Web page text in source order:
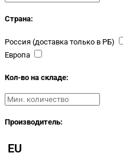
Страна:
Россия (доставка только в РБ)
Европа
Кол-во на складе:
Производитель:
EU